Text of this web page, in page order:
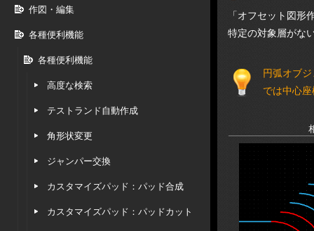
作図・編集
各種便利機能
各種便利機能
高度な検索
テストランド自動作成
角形状変更
ジャンパー交換
カスタマイズパッド：パッド合成
カスタマイズパッド：パッドカット
「オフセット図
特定の対象層がな
円弧オブ
では中心